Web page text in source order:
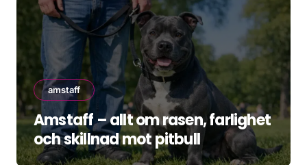
amstaff
Amstaff – allt om rasen, farlighet
och skillnad mot pitbull